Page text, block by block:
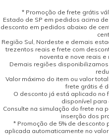
* Promoção de frete grátis
Estado de SP em pedidos acima
desconto em pedidos abaixo de
Região Sul, Nordeste e demais
trezentos reais e frete com
noventa e nove reais e
Demais regiões
Valor máximo do item ou valor
frete grátis é
O desconto já está aplicado no
disponível para
Consulte na simulação do frete na
inserção dos
* Promoção de 5% de desconto
aplicada automaticamente no